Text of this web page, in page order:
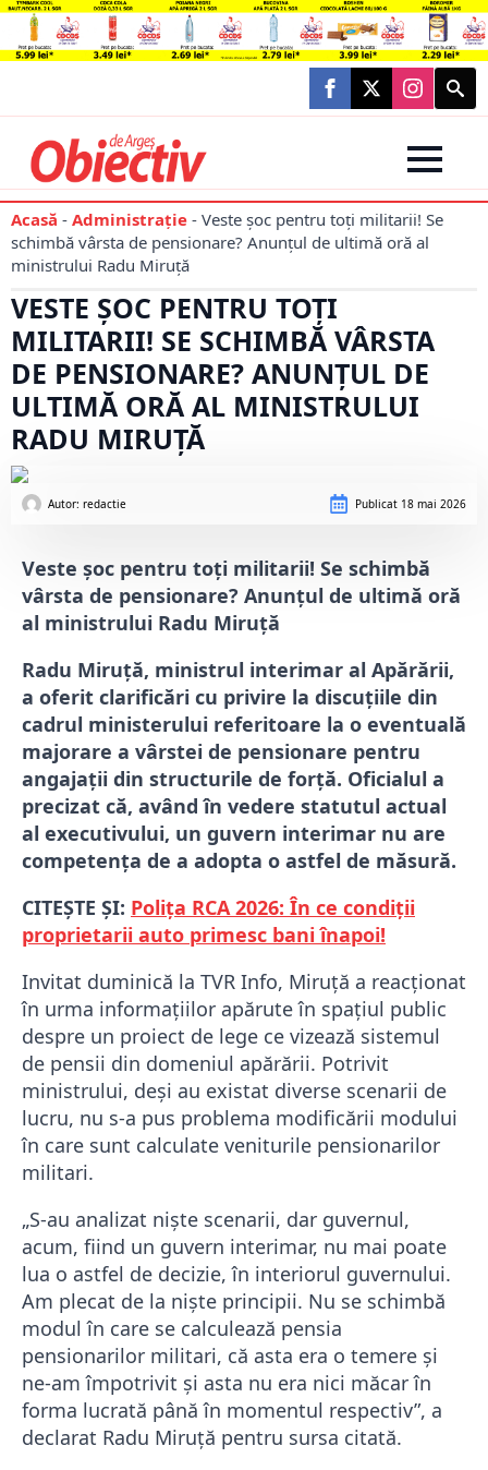
Search
for:
Acasă - Administraţie - Veste șoc pentru toți militarii! Se
schimbă vârsta de pensionare? Anunțul de ultimă oră al
ministrului Radu Miruță
VESTE ȘOC PENTRU TOȚI
MILITARII! SE SCHIMBĂ VÂRSTA
DE PENSIONARE? ANUNȚUL DE
ULTIMĂ ORĂ AL MINISTRULUI
RADU MIRUȚĂ
Autor: redactie Publicat 18 mai 2026
Veste șoc pentru toți militarii! Se schimbă
vârsta de pensionare? Anunțul de ultimă oră
al ministrului Radu Miruță
Radu Miruță, ministrul interimar al Apărării,
a oferit clarificări cu privire la discuțiile din
cadrul ministerului referitoare la o eventuală
majorare a vârstei de pensionare pentru
angajații din structurile de forță. Oficialul a
precizat că, având în vedere statutul actual
al executivului, un guvern interimar nu are
competența de a adopta o astfel de măsură.
CITEȘTE ȘI: Polița RCA 2026: În ce condiții
proprietarii auto primesc bani înapoi!
Invitat duminică la TVR Info, Miruță a reacționat
în urma informațiilor apărute în spațiul public
despre un proiect de lege ce vizează sistemul
de pensii din domeniul apărării. Potrivit
ministrului, deși au existat diverse scenarii de
lucru, nu s-a pus problema modificării modului
în care sunt calculate veniturile pensionarilor
militari.
„S-au analizat nişte scenarii, dar guvernul,
acum, fiind un guvern interimar, nu mai poate
lua o astfel de decizie, în interiorul guvernului.
Am plecat de la nişte principii. Nu se schimbă
modul în care se calculează pensia
pensionarilor militari, că asta era o temere şi
ne-am împotrivit şi asta nu era nici măcar în
forma lucrată până în momentul respectiv”, a
declarat Radu Miruță pentru sursa citată.